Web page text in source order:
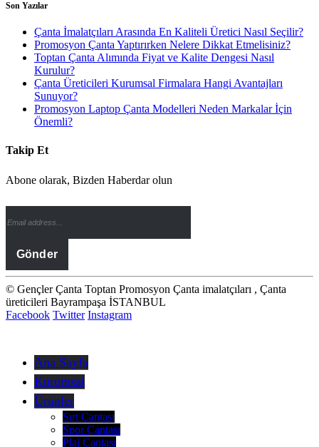
Son Yazılar
Çanta İmalatçıları Arasında En Kaliteli Üretici Nasıl Seçilir?
Promosyon Çanta Yaptırırken Nelere Dikkat Etmelisiniz?
Toptan Çanta Alımında Fiyat ve Kalite Dengesi Nasıl
Kurulur?
Çanta Üreticileri Kurumsal Firmalara Hangi Avantajları
Sunuyor?
Promosyon Laptop Çanta Modelleri Neden Markalar İçin
Önemli?
Takip Et
Abone olarak, Bizden Haberdar olun
© Gençler Çanta Toptan Promosyon Çanta imalatçıları , Çanta
üreticileri Bayrampaşa İSTANBUL
Facebook Twitter Instagram
Ana Sayfa
Kurumsal
Ürünler
Sırt Çantası
Spor Çantası
Plaj Çantası